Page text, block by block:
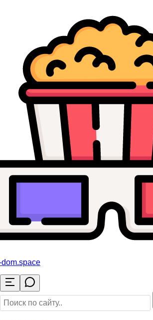
.space